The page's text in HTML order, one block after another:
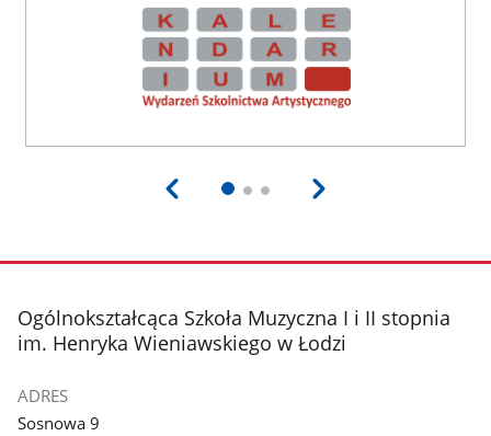
stopka
Ogólnokształcąca Szkoła Muzyczna I i II stopnia
im. Henryka Wieniawskiego w Łodzi
ADRES
Sosnowa 9